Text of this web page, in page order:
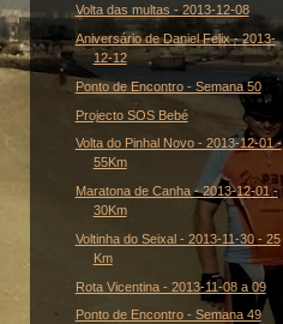
Volta das multas - 2013-12-08
Aniversário de Daniel Felix - 2013-
12-12
Ponto de Encontro - Semana 50
Projecto SOS Bebé
Volta do Pinhal Novo - 2013-12-01 -
55Km
Maratona de Canha - 2013-12-01 -
30Km
Voltinha do Seixal - 2013-11-30 - 25
Km
Rota Vicentina - 2013-11-08 a 09
Ponto de Encontro - Semana 49